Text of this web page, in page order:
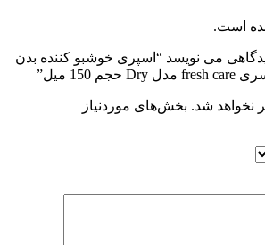
می نویسد “اسپری خوشبو کننده بدن
شد. بخش‌های موردنیاز